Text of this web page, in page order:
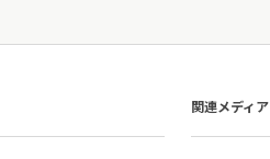
関連メディア